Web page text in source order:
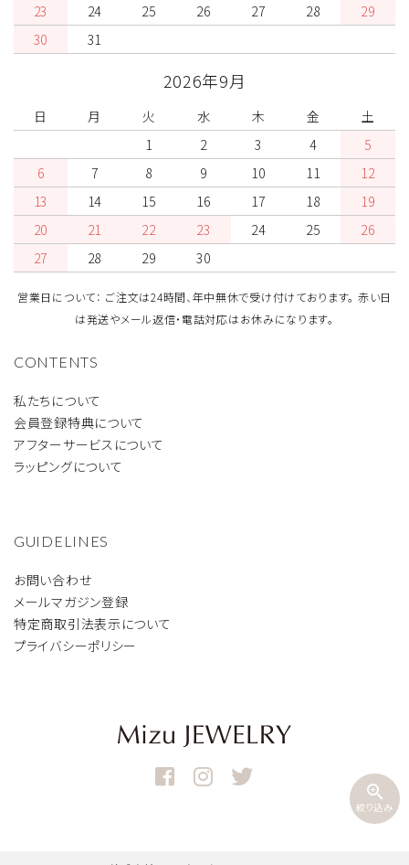
zoom_in
絞り込み
CONTENTS
私たちについて
会員登録特典について
アフターサービスについて
ラッピングについて
GUIDELINES
お問い合わせ
メールマガジン登録
特定商取引法表示について
プライバシーポリシー
23
24 25 26 27 28
29
30
31
2026年9月
日 月 火 水 木 金
土
1
2 3 4
5
6
7 8 9 10 11
12
13
14 15 16 17 18
19
20
21 22 23 24 25
26
27
28 29 30
営業日について： ご注文は24時間、年中無休で受け付けております。 赤い日
は発送やメール返信・電話対応はお休みになります。